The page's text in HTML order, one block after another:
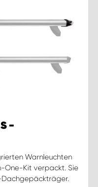
-
Warnleuchten
One-Kit verpackt. Sie
Dachgepäckträger.